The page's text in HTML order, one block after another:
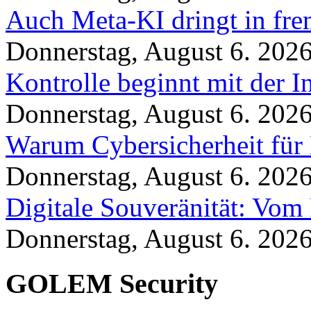
Auch Meta-KI dringt in
Donnerstag, August 6.
Kontrolle beginnt mit der
Donnerstag, August 6.
Warum Cybersicherheit für
Donnerstag, August 6.
Digitale Souveränität:
Donnerstag, August 6.
GOLEM Security